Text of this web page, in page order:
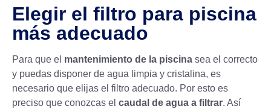
Elegir el filtro para piscina
más adecuado
Para que el mantenimiento de la piscina sea el correcto
y puedas disponer de agua limpia y cristalina, es
necesario que elijas el filtro adecuado. Por esto es
preciso que conozcas el caudal de agua a filtrar. Así